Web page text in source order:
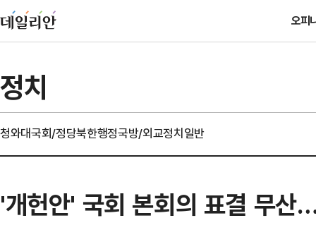
오피
정치
청와대국회/정당북한행정국방/외교정치일반
'개헌안' 국회 본회의 표결 무